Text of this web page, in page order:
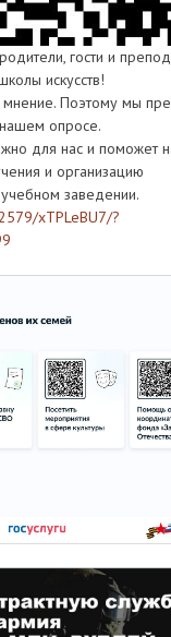
гости и
искусств!
Поэтому мы
опросе.
для нас и поможет
и организацию
заведении.
xTPLeBU7/?